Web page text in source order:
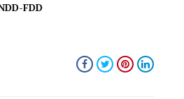
FDD